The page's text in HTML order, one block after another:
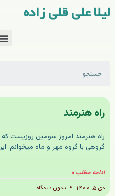
لیلا علی قلی زاده
راه هنرمند
راه هنرمند امروز سومین روزیست که
گروهی با گروه مهر و ماه میخوانم.
ادامه مطلب »
دی ۵, ۱۴۰۰
بدون دیدگاه